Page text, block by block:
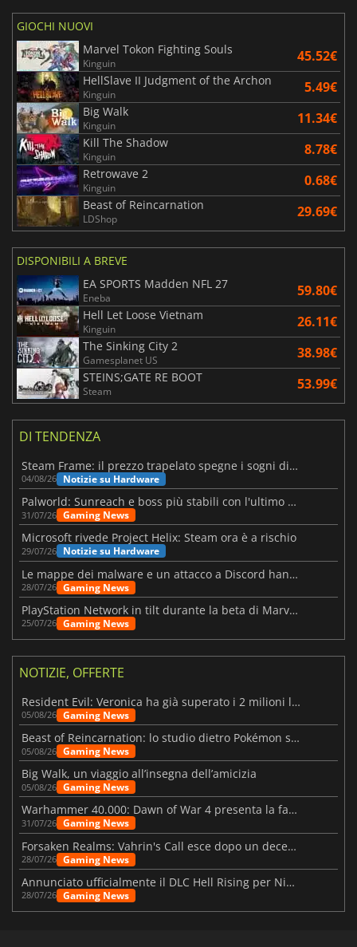
GIOCHI NUOVI
Marvel Tokon Fighting Souls
Kinguin 45.52€
HellSlave II Judgment of the Archon
Kinguin 5.49€
Big Walk
Kinguin 11.34€
Kill The Shadow
Kinguin 8.78€
Retrowave 2
Kinguin 0.68€
Beast of Reincarnation
LDShop 29.69€
DISPONIBILI A BREVE
EA SPORTS Madden NFL 27
Eneba 59.80€
Hell Let Loose Vietnam
Kinguin 26.11€
The Sinking City 2
Gamesplanet US 38.98€
STEINS;GATE RE BOOT
Steam 53.99€
DI TENDENZA
Steam Frame: il prezzo trapelato spegne i sogni di un VR economico
04/08/26 Notizie su Hardware
Palworld: Sunreach e boss più stabili con l'ultimo update
31/07/26 Gaming News
Microsoft rivede Project Helix: Steam ora è a rischio
29/07/26 Notizie su Hardware
Le mappe dei malware e un attacco a Discord hanno colpito Meccha Chameleon
28/07/26 Gaming News
PlayStation Network in tilt durante la beta di Marvel Tōkon
25/07/26 Gaming News
NOTIZIE, OFFERTE
Resident Evil: Veronica ha già superato i 2 milioni liste dei desideri
05/08/26 Gaming News
Beast of Reincarnation: lo studio dietro Pokémon su una nuova strada
05/08/26 Gaming News
Big Walk, un viaggio all’insegna dell’amicizia
05/08/26 Gaming News
Warhammer 40.000: Dawn of War 4 presenta la fazione dei Necron
31/07/26 Gaming News
Forsaken Realms: Vahrin's Call esce dopo un decennio di sviluppo
28/07/26 Gaming News
Annunciato ufficialmente il DLC Hell Rising per Nioh 3
28/07/26 Gaming News